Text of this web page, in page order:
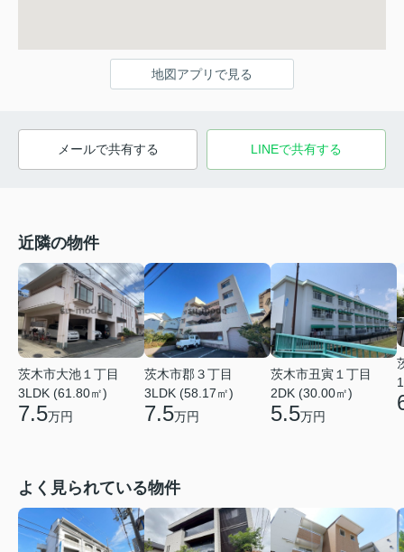
地図アプリで見る
メールで共有する LINEで共有する
近隣の物件
茨木市大池１丁目
3LDK (61.80㎡)
7.5万円
茨木市郡３丁目
3LDK (58.17㎡)
7.5万円
茨木市丑寅１丁目
2DK (30.00㎡)
5.5万円
よく見られている物件